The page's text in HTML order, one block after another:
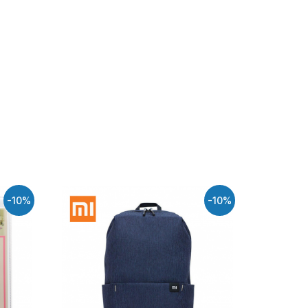
-10% -10%